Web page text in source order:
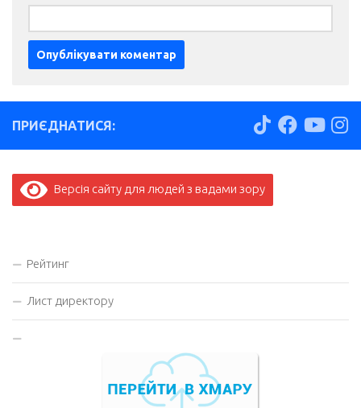
ПРИЄДНАТИСЯ:
Версія сайту для людей з вадами зору
Рейтинг
Лист директору